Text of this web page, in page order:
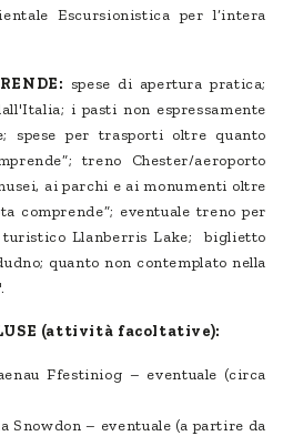
Escursionistica per l’intera
spese di apertura pratica;
i pasti non espressamente
spese per trasporti oltre quanto
treno Chester/aeroporto
ai parchi e ai monumenti oltre
comprende”; eventuale treno per
turistico Llanberris Lake; biglietto
quanto non contemplato nella
(attività facoltative):
Ffestiniog – eventuale (circa
– eventuale (a partire da